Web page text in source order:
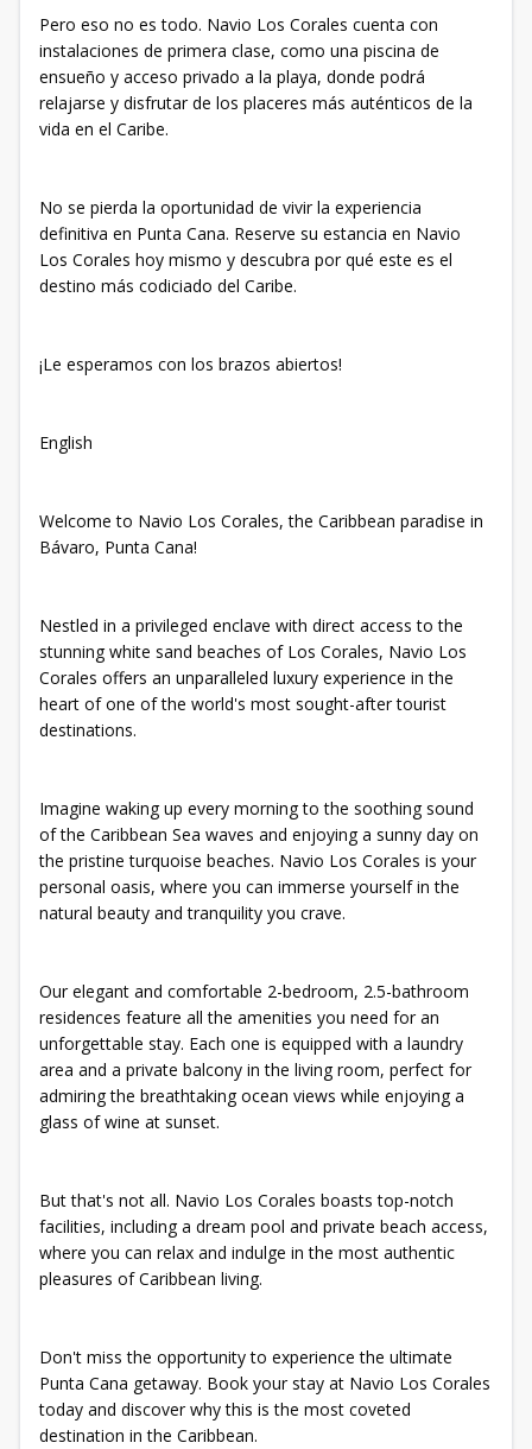
Pero eso no es todo. Navio Los Corales cuenta con
instalaciones de primera clase, como una piscina de
ensueño y acceso privado a la playa, donde podrá
relajarse y disfrutar de los placeres más auténticos de la
vida en el Caribe.
No se pierda la oportunidad de vivir la experiencia
definitiva en Punta Cana. Reserve su estancia en Navio
Los Corales hoy mismo y descubra por qué este es el
destino más codiciado del Caribe.
¡Le esperamos con los brazos abiertos!
English
Welcome to Navio Los Corales, the Caribbean paradise in
Bávaro, Punta Cana!
Nestled in a privileged enclave with direct access to the
stunning white sand beaches of Los Corales, Navio Los
Corales offers an unparalleled luxury experience in the
heart of one of the world's most sought-after tourist
destinations.
Imagine waking up every morning to the soothing sound
of the Caribbean Sea waves and enjoying a sunny day on
the pristine turquoise beaches. Navio Los Corales is your
personal oasis, where you can immerse yourself in the
natural beauty and tranquility you crave.
Our elegant and comfortable 2-bedroom, 2.5-bathroom
residences feature all the amenities you need for an
unforgettable stay. Each one is equipped with a laundry
area and a private balcony in the living room, perfect for
admiring the breathtaking ocean views while enjoying a
glass of wine at sunset.
But that's not all. Navio Los Corales boasts top-notch
facilities, including a dream pool and private beach access,
where you can relax and indulge in the most authentic
pleasures of Caribbean living.
Don't miss the opportunity to experience the ultimate
Punta Cana getaway. Book your stay at Navio Los Corales
today and discover why this is the most coveted
destination in the Caribbean.